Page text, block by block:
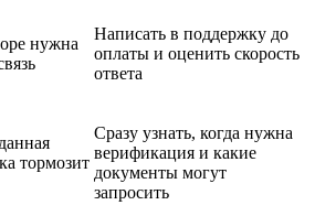
нужна
Написать в поддержку до
оплаты и оценить скорость
ответа
тормозит
Сразу узнать, когда нужна
верификация и какие
документы могут
запросить